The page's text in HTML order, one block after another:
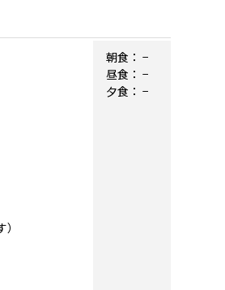
朝食： −
昼食： −
夕食： −